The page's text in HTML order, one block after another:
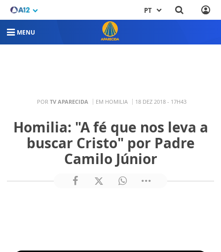
PT
MENU
POR TV APARECIDA EM HOMILIA 18 DEZ 2018 - 17H43
Homilia: "A fé que nos leva a
buscar Cristo" por Padre
Camilo Júnior